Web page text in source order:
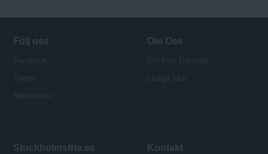
Följ oss Om Oss
Stockholmsfria.se Kontakt